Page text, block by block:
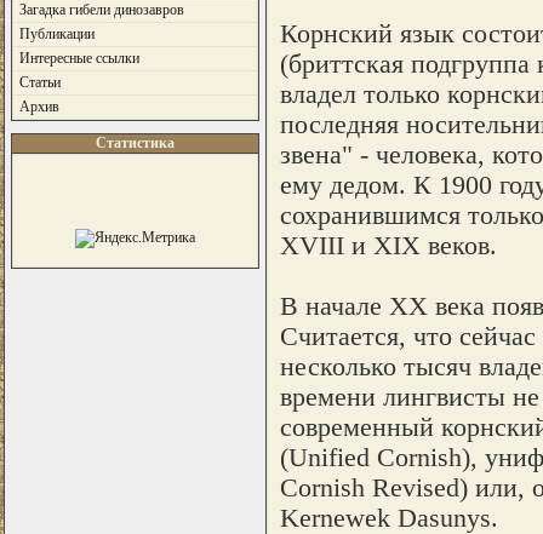
Загадка гибели динозавров
Публикации
Интересные ссылки
Статьи
Архив
Статистика
Корнский язык
(бриттская
владел только
последняя
звена" - человека,
ему дедом. К 1900
сохранившимся
XVIII и XIX веков.
В начале XX века
Считается, что
несколько тысяч
времени лингвисты
современный
(Unified Cornish),
Cornish Revised) или,
Kernewek Dasunys.